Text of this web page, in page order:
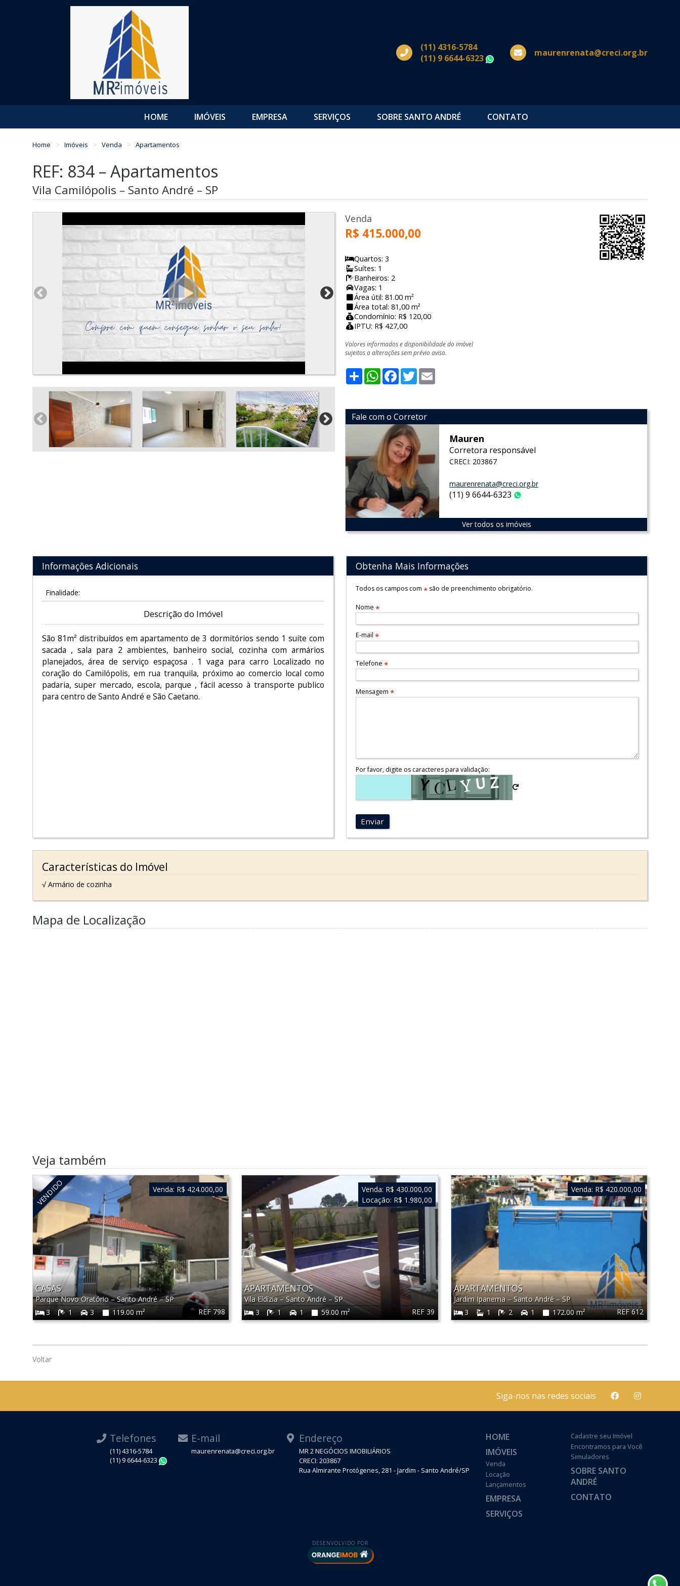
(11) 4316-5784
(11) 9 6644-6323
WhatsApp
maurenrenata@creci.org.br
HOME IMÓVEIS EMPRESA SERVIÇOS SOBRE SANTO ANDRÉ CONTATO
Home Imóveis Venda Apartamentos
REF: 834 – Apartamentos
Vila Camilópolis – Santo André – SP
Venda
R$ 415.000,00
Quartos: 3
Suítes: 1
Banheiros: 2
Vagas: 1
Área útil: 81.00 m²
Área total: 81,00 m²
Condomínio: R$ 120,00
IPTU: R$ 427,00
Valores informados e disponibilidade do imóvel
sujeitos a alterações sem prévio aviso.
ShareWhatsApp
Facebook
Twitter
Fale com o Corretor
Mauren
Corretora responsável
CRECI: 203867
maurenrenata@creci.org.br
(11) 9 6644-6323
Ver todos os imóveis
Informações Adicionais
Finalidade:
Descrição do Imóvel
São 81m² distribuídos em apartamento de 3 dormitórios sendo 1 suíte com
sacada , sala para 2 ambientes, banheiro social, cozinha com armários
planejados, área de serviço espaçosa . 1 vaga para carro Localizado no
coração do Camilópolis, em rua tranquila, próximo ao comercio local como
padaria, super mercado, escola, parque , fácil acesso à transporte publico
para centro de Santo André e São Caetano.
Obtenha Mais Informações
Todos os campos com *são de preenchimento obrigatório.
Nome *
E-mail *
Telefone *
Mensagem *
Por favor, digite os caracteres para validação:
Enviar
Características do Imóvel
√ Armário de cozinha
Mapa de Localização
Veja também
VENDIDO
REF 798
CASAS
Parque Novo Oratório–Santo André–SP
3
1 3 119.00 m²
Venda: R$ 424.000,00
REF 39
APARTAMENTOS
Vila Eldízia–Santo André–SP
3
1 1 59.00 m²
Venda: R$ 430.000,00
Locação: R$ 1.980,00
REF 612
APARTAMENTOS
Jardim Ipanema–Santo André–SP
3
1 2 1 172.00 m²
Venda: R$ 420.000,00
Voltar
Siga-nos nas redes sociais
Telefones
(11) 4316-5784
(11) 9 6644-6323
E-mail
maurenrenata@creci.org.br
Endereço
MR 2 NEGÓCIOS IMOBILIÁRIOS
CRECI: 203867
Rua Almirante Protógenes, 281 - Jardim - Santo André/SP
HOME
IMÓVEIS
Venda
Locação
Lançamentos
EMPRESA
SERVIÇOS
Cadastre seu Imóvel
Encontramos para Você
Simuladores
SOBRE SANTO
ANDRÉ
CONTATO
DESENVOLVIDO POR